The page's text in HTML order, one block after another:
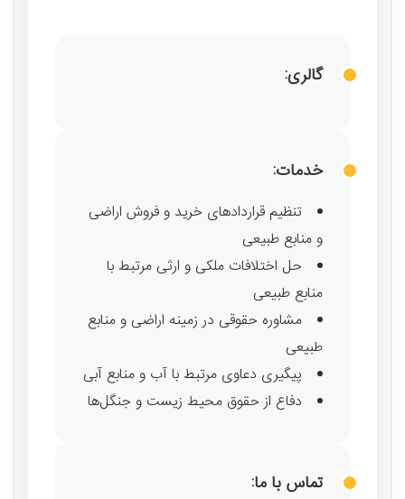
خدمات:
تنظیم قراردادهای خرید و فروش اراضی
و منابع طبیعی
حل اختلافات ملکی و ارثی مرتبط با
منابع طبیعی
مشاوره حقوقی در زمینه اراضی و منابع
طبیعی
پیگیری دعاوی مرتبط با آب و منابع آبی
دفاع از حقوق محیط زیست و جنگل‌ها
تماس با ما:
گالری: